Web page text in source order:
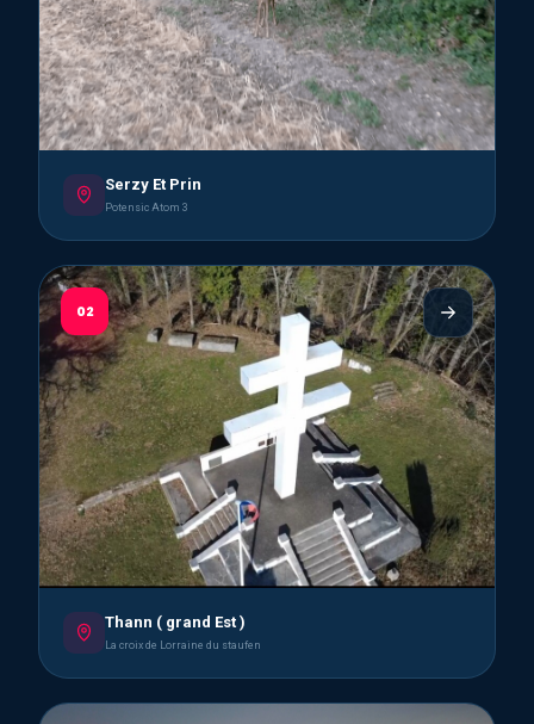
Serzy Et Prin
Potensic Atom 3
02
Thann ( grand Est )
La croix de Lorraine du staufen